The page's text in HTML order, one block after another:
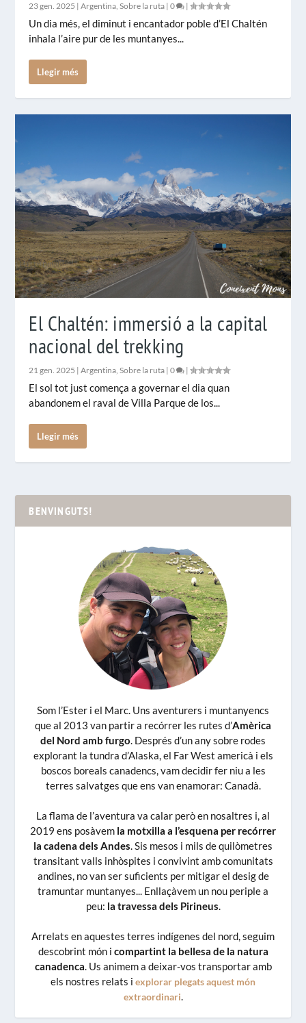
23 gen. 2025 |Argentina,Sobre la ruta |0 |
Un dia més, el diminut i encantador poble d’El Chaltén
inhala l’aire pur de les muntanyes...
Llegir més
El Chaltén: immersió a la capital
nacional del trekking
21 gen. 2025 |Argentina,Sobre la ruta |0 |
El sol tot just comença a governar el dia quan
abandonem el raval de Villa Parque de los...
Llegir més
BENVINGUTS!
Som l’Ester i el Marc. Uns aventurers i muntanyencs
que al 2013 van partir a recórrer les rutes d’Amèrica
del Nord amb furgo. Després d’un any sobre rodes
explorant la tundra d’Alaska, el Far West americà i els
boscos boreals canadencs, vam decidir fer niu a les
terres salvatges que ens van enamorar: Canadà.
La flama de l’aventura va calar però en nosaltres i, al
2019 ens posàvem la motxilla a l’esquena per recórrer
la cadena dels Andes. Sis mesos i mils de quilòmetres
transitant valls inhòspites i convivint amb comunitats
andines, no van ser suficients per mitigar el desig de
tramuntar muntanyes... Enllaçàvem un nou periple a
peu: la travessa dels Pirineus.
Arrelats en aquestes terres indígenes del nord, seguim
descobrint món i compartint la bellesa de la natura
canadenca. Us animem a deixar-vos transportar amb
els nostres relats i explorar plegats aquest món
extraordinari.